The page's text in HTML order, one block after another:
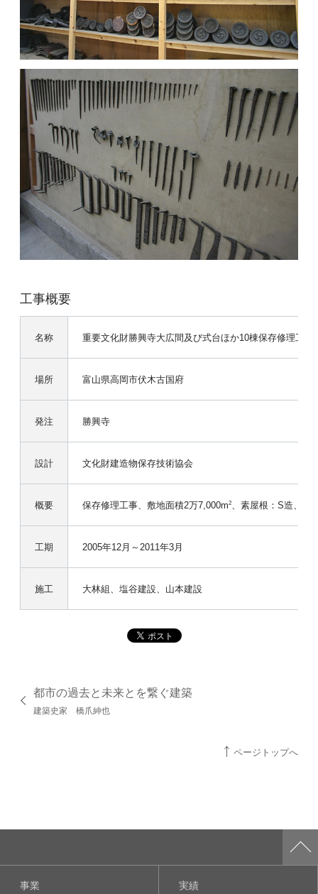
工事概要
名称 重要文化財勝興寺大広間及び式台ほか10棟保存修理工事
場所 富山県高岡市伏木古国府
発注 勝興寺
設計 文化財建造物保存技術協会
概要 保存修理工事、敷地面積2万7,000m2、素屋根：S造、4F
工期 2005年12月～2011年3月
施工 大林組、塩谷建設、山本建設
都市の過去と未来とを繋ぐ建築
建築史家 橋爪紳也
ページトップへ
事業 実績